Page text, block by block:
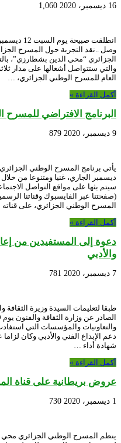
16 ديسمبر، 2020 1,060
وصل ..نقد التجربة حول المسرح
الجزائري “محي الدين بشطارزي”،
والتي ستتواصل أشغالها على مدار
العام للمسرح الوطني الجزائري، …
أكمل القراءة »
البرنامج الافتراضي
9 ديسمبر، 2020 879
يأتي برنامج المسرح الوطني
ديسمبر الجاري، غنيا ومتنوعا من
سيتم بثها على مواقع التواصل
(صفحتنا عبر الفايسبوك وقناتنا
المسرح الوطني الجزائري، على
أكمل القراءة »
دعوة إلى المستفيدين من
والأدبي
7 ديسمبر، 2020 781
طبقا لتعليمات السيدة وزيرة الثقافة
دعم الإبداع الفني والأدبي وكان
شهادة أداء …
أكمل القراءة »
عروض بريطانية على قناة
1 ديسمبر، 2020 730
ينظم المسرح الوطني الجزائري